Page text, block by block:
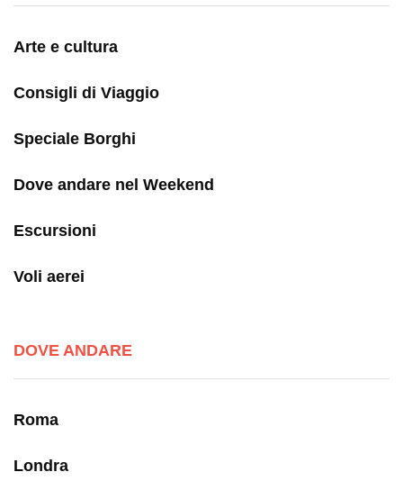
Arte e cultura
Consigli di Viaggio
Speciale Borghi
Dove andare nel Weekend
Escursioni
Voli aerei
DOVE ANDARE
Roma
Londra